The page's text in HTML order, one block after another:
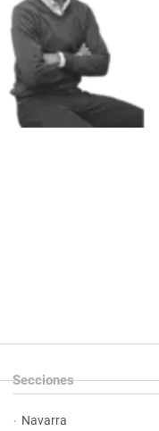
Secciones
Navarra